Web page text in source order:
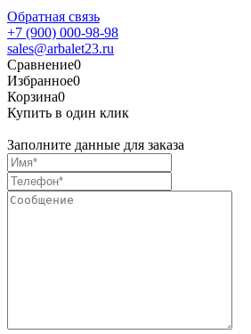
Обратная связь
+7 (900) 000-98-98
sales@arbalet23.ru
Сравнение0
Избранное0
Корзина0
Купить в один клик
Заполните данные для заказа